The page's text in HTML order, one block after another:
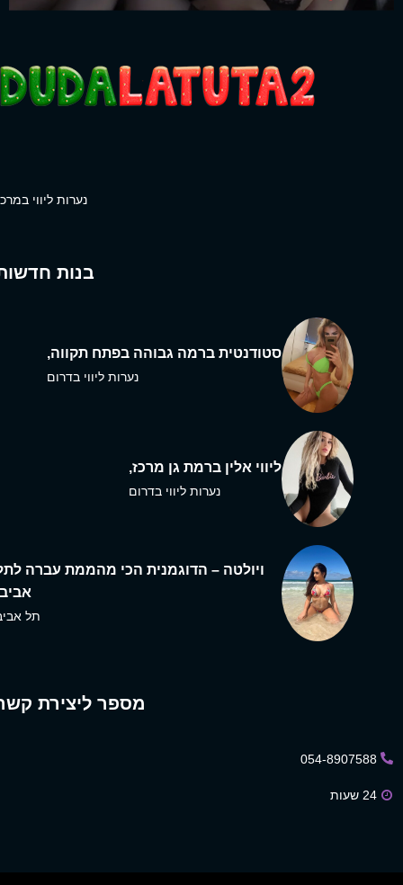
נערות ליווי
בנות
סטודנטית ברמה גבוהה בפתח תקווה,
נערות ליווי בדרום
ליווי אלין ברמת גן מרכז,
נערות ליווי בדרום
ויולטה – הדוגמנית הכי מהממת עברה
תל
מספר ליצירת
054-8907588
24 שעות